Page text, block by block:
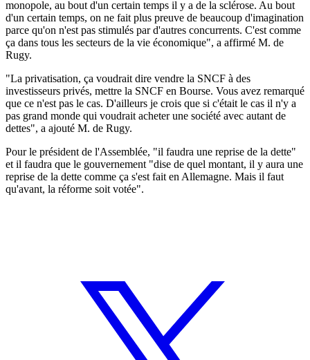
monopole, au bout d'un certain temps il y a de la sclérose. Au bout
d'un certain temps, on ne fait plus preuve de beaucoup d'imagination
parce qu'on n'est pas stimulés par d'autres concurrents. C'est comme
ça dans tous les secteurs de la vie économique", a affirmé M. de
Rugy.
"La privatisation, ça voudrait dire vendre la SNCF à des
investisseurs privés, mettre la SNCF en Bourse. Vous avez remarqué
que ce n'est pas le cas. D'ailleurs je crois que si c'était le cas il n'y a
pas grand monde qui voudrait acheter une société avec autant de
dettes", a ajouté M. de Rugy.
Pour le président de l'Assemblée, "il faudra une reprise de la dette"
et il faudra que le gouvernement "dise de quel montant, il y aura une
reprise de la dette comme ça s'est fait en Allemagne. Mais il faut
qu'avant, la réforme soit votée".